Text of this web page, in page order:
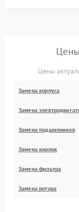
Цены
Замена корпуса
Замена
Замена подшипников
Замена кнопок
Замена фильтра
Замена ротора